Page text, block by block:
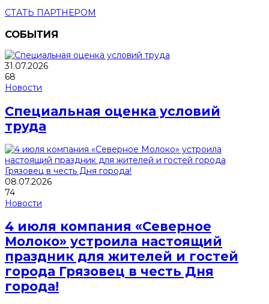
СТАТЬ ПАРТНЕРОМ
СОБЫТИЯ
31.07.2026
68
Новости
Специальная оценка условий
труда
08.07.2026
74
Новости
4 июля компания «Северное
Молоко» устроила настоящий
праздник для жителей и гостей
города Грязовец в честь Дня
города!